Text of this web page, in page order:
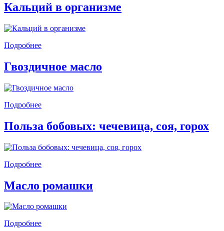
Кальций в организме
Подробнее
Гвоздичное масло
Подробнее
Польза бобовых: чечевица, соя, горох
Подробнее
Масло ромашки
Подробнее